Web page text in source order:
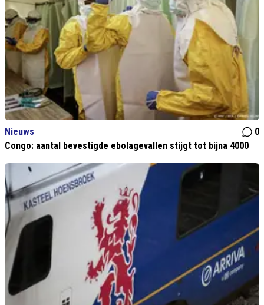
Nieuws
0
Congo: aantal bevestigde ebolagevallen stijgt tot bijna 4000